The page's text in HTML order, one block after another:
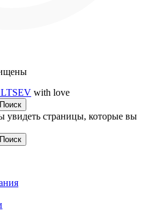
with love
Поиск
увидеть страницы, которые вы
Поиск